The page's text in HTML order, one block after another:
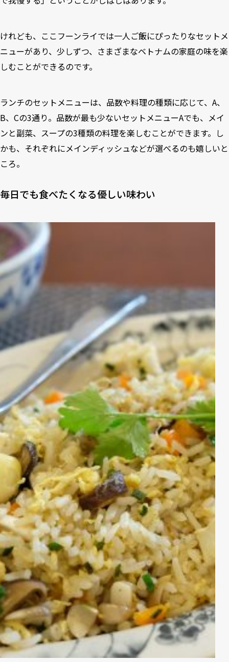
けれども、ここフーンライでは一人ご飯にぴったりなセットメ
ニューがあり、少しずつ、さまざまなベトナムの家庭の味を楽
しむことができるのです。
ランチのセットメニューは、品数や料理の種類に応じて、A、
B、Cの3通り。品数が最も少ないセットメニューAでも、メイ
ンと副菜、スープの3種類の料理を楽しむことができます。し
かも、それぞれにメインディッシュなどが選べるのも嬉しいと
ころ。
毎日でも食べたくなる優しい味わい